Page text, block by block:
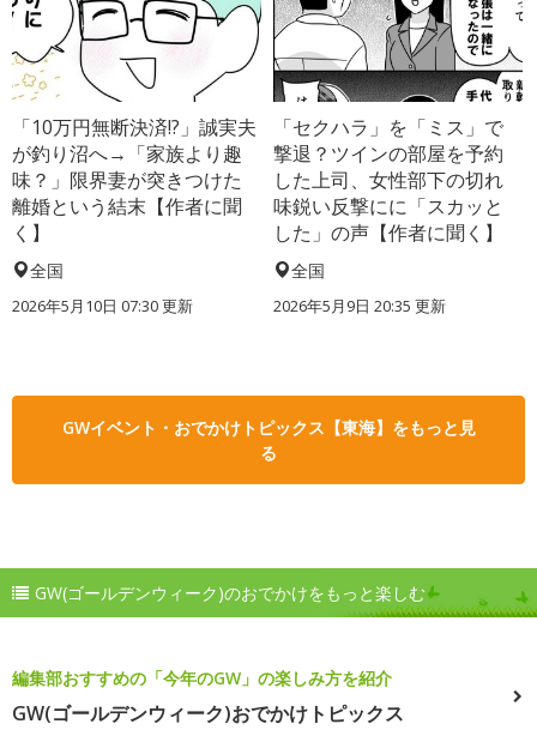
「10万円無断決済!?」誠実夫
が釣り沼へ→「家族より趣
味？」限界妻が突きつけた
離婚という結末【作者に聞
く】
全国
2026年5月10日 07:30 更新
「セクハラ」を「ミス」で
撃退？ツインの部屋を予約
した上司、女性部下の切れ
味鋭い反撃にに「スカッと
した」の声【作者に聞く】
全国
2026年5月9日 20:35 更新
GWイベント・おでかけトピックス【東海】をもっと見
る
GW(ゴールデンウィーク)のおでかけをもっと楽しむ
編集部おすすめの「今年のGW」の楽しみ方を紹介
GW(ゴールデンウィーク)おでかけトピックス